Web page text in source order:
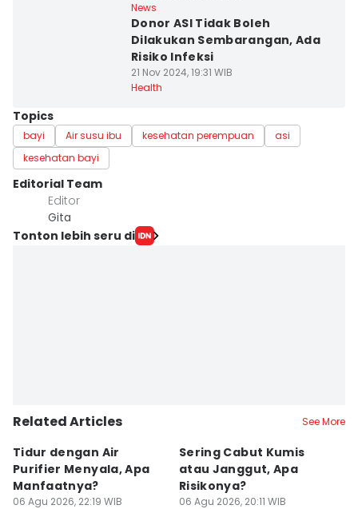
News
Donor ASI Tidak Boleh
Dilakukan Sembarangan, Ada
Risiko Infeksi
21 Nov 2024, 19:31 WIB
Health
Topics
bayi Air susu ibu kesehatan perempuan
asi
kesehatan bayi
Editorial Team
Editor
Gita
Tonton lebih seru di
Related Articles See More
Tidur dengan Air
Purifier Menyala, Apa
Manfaatnya?
06 Agu 2026, 22:19 WIB
Sering Cabut Kumis
atau Janggut, Apa
Risikonya?
06 Agu 2026, 20:11 WIB